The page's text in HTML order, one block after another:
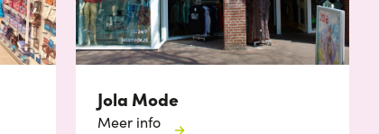
Jola Mode
Meer info